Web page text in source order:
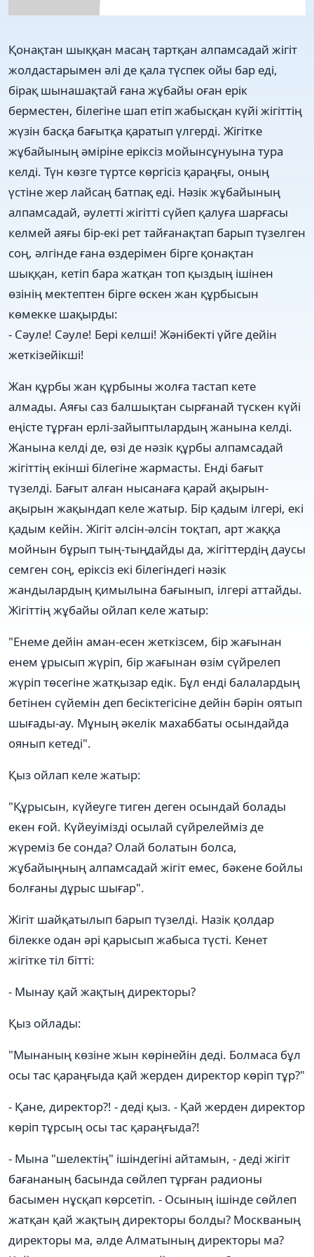
Қонақтан шыққан масаң тартқан алпамсадай жігіт
жолдастарымен әлі де қала түспек ойы бар еді,
бірақ шынашақтай ғана жұбайы оған ерік
берместен, білегіне шап етіп жабысқан күйі жігіттің
жүзін басқа бағытқа қаратып үлгерді. Жігітке
жұбайының әміріне еріксіз мойынсұнуына тура
келді. Түн көзге түртсе көргісіз қараңғы, оның
үстіне жер лайсаң батпақ еді. Нәзік жұбайының
алпамсадай, әулетті жігітті сүйеп қалуға шарғасы
келмей аяғы бір-екі рет тайғанақтап барып түзелген
соң, әлгінде ғана өздерімен бірге қонақтан
шыққан, кетіп бара жатқан топ қыздың ішінен
өзінің мектептен бірге өскен жан құрбысын
көмекке шақырды:
- Сәуле! Сәуле! Бері келші! Жәнібекті үйге дейін
жеткізейікші!
Жан құрбы жан құрбыны жолға тастап кете
алмады. Аяғы саз балшықтан сырғанай түскен күйі
еңісте тұрған ерлі-зайыптылардың жанына келді.
Жанына келді де, өзі де нәзік құрбы алпамсадай
жігіттің екінші білегіне жармасты. Енді бағыт
түзелді. Бағыт алған нысанаға қарай ақырын-
ақырын жақындап келе жатыр. Бір қадым ілгері, екі
қадым кейін. Жігіт әлсін-әлсін тоқтап, арт жаққа
мойнын бұрып тың-тыңдайды да, жігіттердің даусы
семген соң, еріксіз екі білегіндегі нәзік
жандылардың қимылына бағынып, ілгері аттайды.
Жігіттің жұбайы ойлап келе жатыр:
"Енеме дейін аман-есен жеткізсем, бір жағынан
енем ұрысып жүріп, бір жағынан өзім сүйрелеп
жүріп төсегіне жатқызар едік. Бұл енді балалардың
бетінен сүйемін деп бесіктегісіне дейін бәрін оятып
шығады-ау. Мұның әкелік махаббаты осындайда
оянып кетеді".
Қыз ойлап келе жатыр:
"Құрысын, күйеуге тиген деген осындай болады
екен ғой. Күйеуімізді осылай сүйрелейміз де
жүреміз бе сонда? Олай болатын болса,
жұбайыңның алпамсадай жігіт емес, бәкене бойлы
болғаны дұрыс шығар".
Жігіт шайқатылып барып түзелді. Назік қолдар
білекке одан әрі қарысып жабыса түсті. Кенет
жігітке тіл бітті:
- Мынау қай жақтың директоры?
Қыз ойлады:
"Мынаның көзіне жын көрінейін деді. Болмаса бұл
осы тас қараңғыда қай жерден директор көріп тұр?"
- Қане, директор?! - деді қыз. - Қай жерден директор
көріп тұрсың осы тас қараңғыда?!
- Мына "шелектің" ішіндегіні айтамын, - деді жігіт
бағананың басында сөйлеп тұрған радионы
басымен нұсқап көрсетіп. - Осының ішінде сөйлеп
жатқан қай жақтың директоры болды? Москваның
директоры ма, әлде Алматының директоры ма?